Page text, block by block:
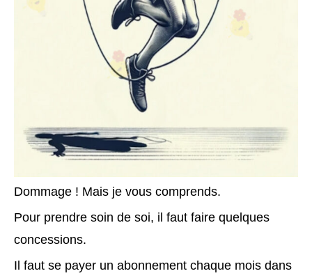
Dommage ! Mais je vous comprends.
Pour prendre soin de soi, il faut faire quelques
concessions.
Il faut se payer un abonnement chaque mois dans